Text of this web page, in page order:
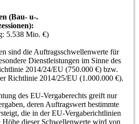
(Bau- u-.
5.538 Mio. €)
sind die Auftragsschwellenwerte für
Dienstleistungen im Sinne des
2014/24/EU (750.000 €) bzw.
Richtlinie 2014/25/EU (1.000.000 €).
des EU-Vergaberechts greift nur
deren Auftragswert bestimmte
die in der EU-Vergaberichtlinien
Höhe dieser Schwellenwerte wird von